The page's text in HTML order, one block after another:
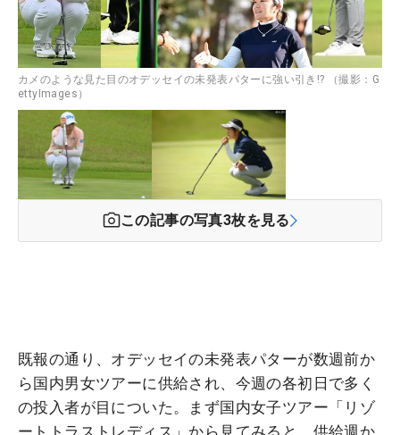
カメのような見た目のオデッセイの未発表パターに強い引き!? （撮影：G
ettyImages）
この記事の写真3枚を見る
既報の通り、オデッセイの未発表パターが数週前か
ら国内男女ツアーに供給され、今週の各初日で多く
の投入者が目についた。まず国内女子ツアー「リゾ
ートトラストレディス」から見てみると、供給週か